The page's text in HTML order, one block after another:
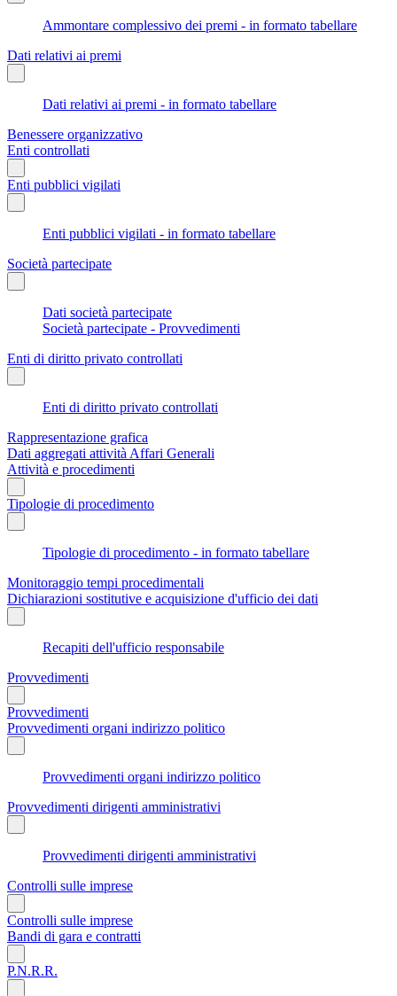
Ammontare complessivo dei premi - in formato tabellare
Dati relativi ai premi
Dati relativi ai premi - in formato tabellare
Benessere organizzativo
Enti controllati
Enti pubblici vigilati
Enti pubblici vigilati - in formato tabellare
Società partecipate
Dati società partecipate
Società partecipate - Provvedimenti
Enti di diritto privato controllati
Enti di diritto privato controllati
Rappresentazione grafica
Dati aggregati attività Affari Generali
Attività e procedimenti
Tipologie di procedimento
Tipologie di procedimento - in formato tabellare
Monitoraggio tempi procedimentali
Dichiarazioni sostitutive e acquisizione d'ufficio dei dati
Recapiti dell'ufficio responsabile
Provvedimenti
Provvedimenti
Provvedimenti organi indirizzo politico
Provvedimenti organi indirizzo politico
Provvedimenti dirigenti amministrativi
Provvedimenti dirigenti amministrativi
Controlli sulle imprese
Controlli sulle imprese
Bandi di gara e contratti
P.N.R.R.